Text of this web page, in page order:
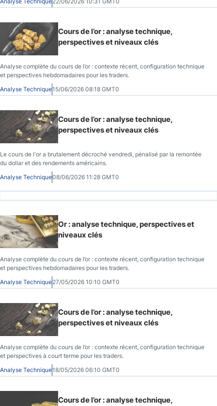
Cours de l’or : analyse technique,
perspectives et niveaux clés
Analyse complète du cours de l’or : contexte récent, configuration technique
et perspectives hebdomadaires pour les traders.
Analyse Technique15/06/2026 08:18 GMT0
Cours de l’or : analyse technique,
perspectives et niveaux clés
Le cours de l'or a brutalement décroché vendredi, pénalisé par la remontée
du dollar et des rendements américains.
Analyse Technique08/06/2026 11:28 GMT0
Or : analyse technique, perspectives et
niveaux clés
Analyse complète du cours de l’or : contexte récent, configuration technique
et perspectives hebdomadaires pour les traders.
Analyse Technique27/05/2026 10:10 GMT0
Cours de l’or : analyse technique,
perspectives et niveaux clés
Analyse complète du cours de l’or : contexte récent, configuration technique
et perspectives à court terme pour les traders.
Analyse Technique18/05/2026 06:10 GMT0
Cours de l’or : analyse technique,